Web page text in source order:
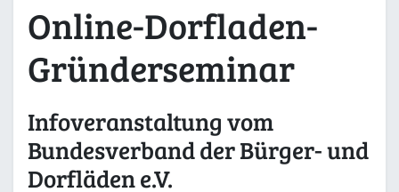
KONTAKT MITGLIED WERDEN
Online-Dorfladen-
Gründerseminar
Infoveranstaltung vom
Bundesverband der Bürger- und
Dorfläden e.V.